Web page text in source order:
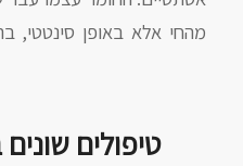
מהחי אלא באופן סינטטי,
טיפולים